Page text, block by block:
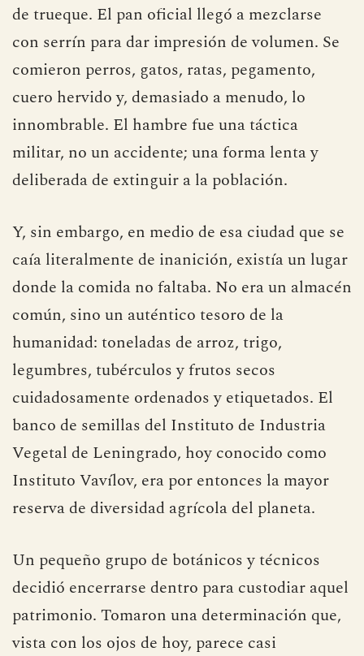
de trueque. El pan oficial llegó a mezclarse
con serrín para dar impresión de volumen. Se
comieron perros, gatos, ratas, pegamento,
cuero hervido y, demasiado a menudo, lo
innombrable. El hambre fue una táctica
militar, no un accidente; una forma lenta y
deliberada de extinguir a la población.
Y, sin embargo, en medio de esa ciudad que se
caía literalmente de inanición, existía un lugar
donde la comida no faltaba. No era un almacén
común, sino un auténtico tesoro de la
humanidad: toneladas de arroz, trigo,
legumbres, tubérculos y frutos secos
cuidadosamente ordenados y etiquetados. El
banco de semillas del Instituto de Industria
Vegetal de Leningrado, hoy conocido como
Instituto Vavílov, era por entonces la mayor
reserva de diversidad agrícola del planeta.
Un pequeño grupo de botánicos y técnicos
decidió encerrarse dentro para custodiar aquel
patrimonio. Tomaron una determinación que,
vista con los ojos de hoy, parece casi